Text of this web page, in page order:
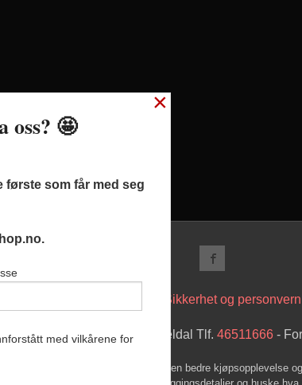
Sikkerhet og personvern
AS Hovsveien 17 7336 Meldal Tlf. 46511666-
bruker cookies slik at du får en bedre kjøpsopplevelse
×
oss? 🤩
første som får med seg
med vilkårene for